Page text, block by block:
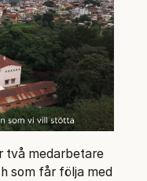
två medarbetare
som får följa med